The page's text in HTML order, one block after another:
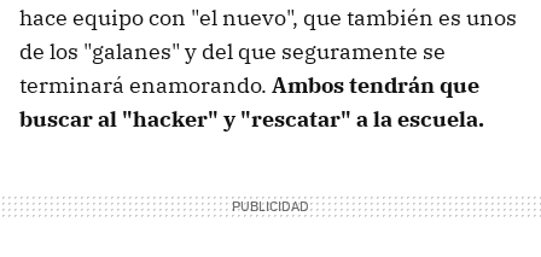
hace equipo con "el nuevo", que también es unos
de los "galanes" y del que seguramente se
terminará enamorando. Ambos tendrán que
buscar al "hacker" y "rescatar" a la escuela.